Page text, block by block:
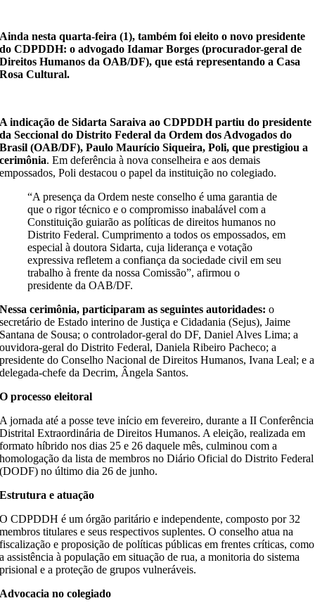
Ainda nesta quarta-feira (1), também foi eleito o novo presidente
do CDPDDH: o advogado Idamar Borges (procurador-geral de
Direitos Humanos da OAB/DF), que está representando a Casa
Rosa Cultural.
A indicação de Sidarta Saraiva ao CDPDDH partiu do presidente
da Seccional do Distrito Federal da Ordem dos Advogados do
Brasil (OAB/DF), Paulo Maurício Siqueira, Poli, que prestigiou a
cerimônia. Em deferência à nova conselheira e aos demais
empossados, Poli destacou o papel da instituição no colegiado.
“A presença da Ordem neste conselho é uma garantia de
que o rigor técnico e o compromisso inabalável com a
Constituição guiarão as políticas de direitos humanos no
Distrito Federal. Cumprimento a todos os empossados, em
especial à doutora Sidarta, cuja liderança e votação
expressiva refletem a confiança da sociedade civil em seu
trabalho à frente da nossa Comissão”, afirmou o
presidente da OAB/DF.
Nessa cerimônia, participaram as seguintes autoridades: o
secretário de Estado interino de Justiça e Cidadania (Sejus), Jaime
Santana de Sousa; o controlador-geral do DF, Daniel Alves Lima; a
ouvidora-geral do Distrito Federal, Daniela Ribeiro Pacheco; a
presidente do Conselho Nacional de Direitos Humanos, Ivana Leal; e a
delegada-chefe da Decrim, Ângela Santos.
O processo eleitoral
A jornada até a posse teve início em fevereiro, durante a II Conferência
Distrital Extraordinária de Direitos Humanos. A eleição, realizada em
formato híbrido nos dias 25 e 26 daquele mês, culminou com a
homologação da lista de membros no Diário Oficial do Distrito Federal
(DODF) no último dia 26 de junho.
Estrutura e atuação
O CDPDDH é um órgão paritário e independente, composto por 32
membros titulares e seus respectivos suplentes. O conselho atua na
fiscalização e proposição de políticas públicas em frentes críticas, como
a assistência à população em situação de rua, a monitoria do sistema
prisional e a proteção de grupos vulneráveis.
Advocacia no colegiado